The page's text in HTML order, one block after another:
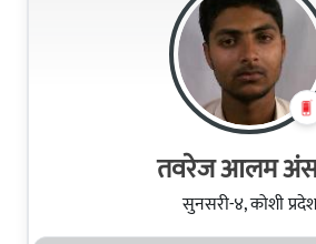
तवरेज आलम
सुनसरी-४, कोशी प्रदेश